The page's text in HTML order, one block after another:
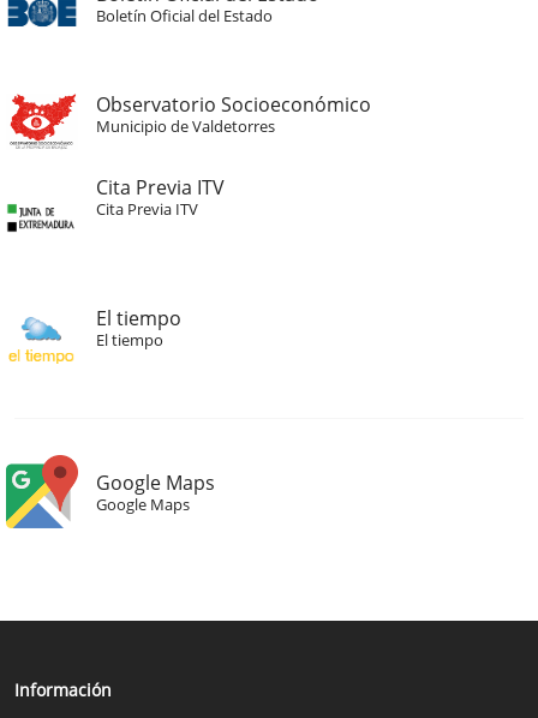
Boletín Oficial del Estado
Observatorio Socioeconómico
Municipio de Valdetorres
Cita Previa ITV
Cita Previa ITV
El tiempo
El tiempo
Google Maps
Google Maps
Información